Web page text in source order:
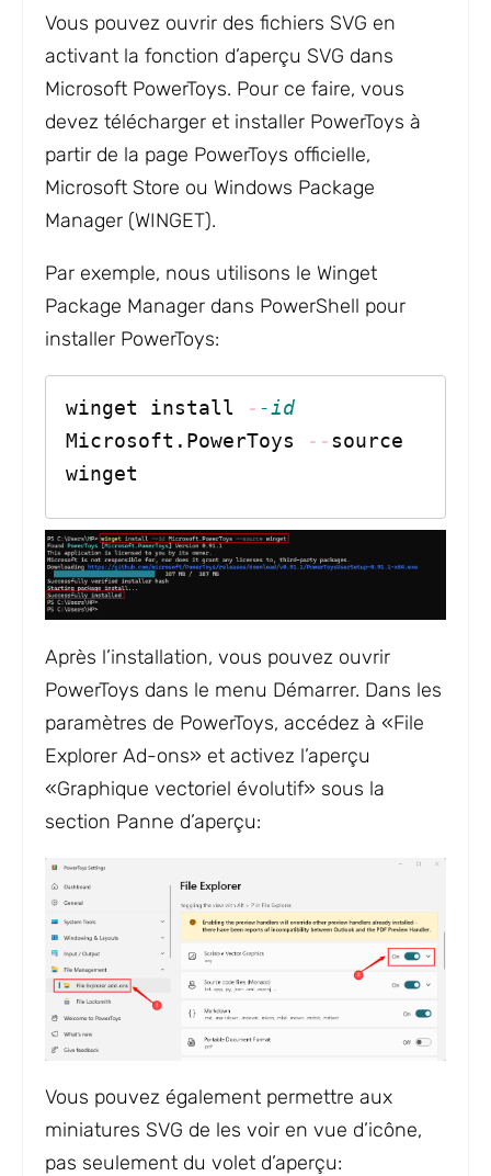
Vous pouvez ouvrir des fichiers SVG en
activant la fonction d’aperçu SVG dans
Microsoft PowerToys. Pour ce faire, vous
devez télécharger et installer PowerToys à
partir de la page PowerToys officielle,
Microsoft Store ou Windows Package
Manager (WINGET).
Par exemple, nous utilisons le Winget
Package Manager dans PowerShell pour
installer PowerToys:
winget install - -id
Microsoft.PowerToys
--source
winget
Après l’installation, vous pouvez ouvrir
PowerToys dans le menu Démarrer. Dans les
paramètres de PowerToys, accédez à «File
Explorer Ad-ons» et activez l’aperçu
«Graphique vectoriel évolutif» sous la
section Panne d’aperçu:
Vous pouvez également permettre aux
miniatures SVG de les voir en vue d’icône,
pas seulement du volet d’aperçu: